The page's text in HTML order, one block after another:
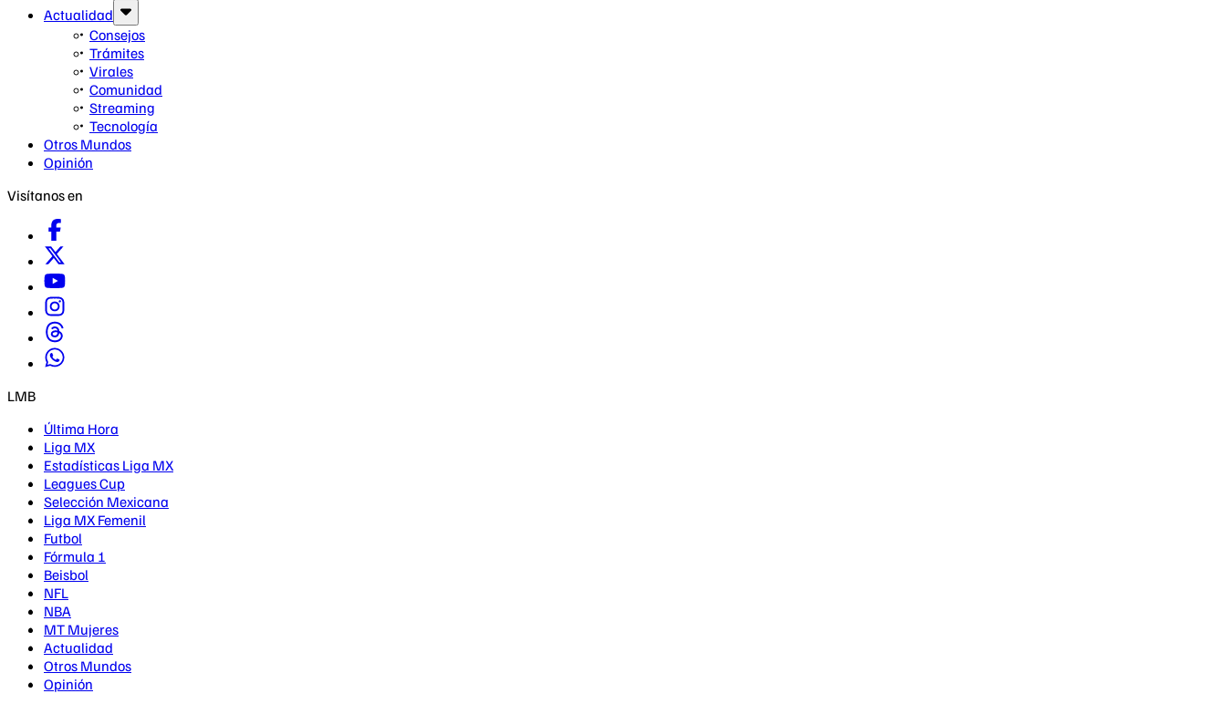
Actualidad
Consejos
Trámites
Virales
Comunidad
Streaming
Tecnología
Otros Mundos
Opinión
Visítanos en
LMB
Última Hora
Liga MX
Estadísticas Liga MX
Leagues Cup
Selección Mexicana
Liga MX Femenil
Futbol
Fórmula 1
Beisbol
NFL
NBA
MT Mujeres
Actualidad
Otros Mundos
Opinión